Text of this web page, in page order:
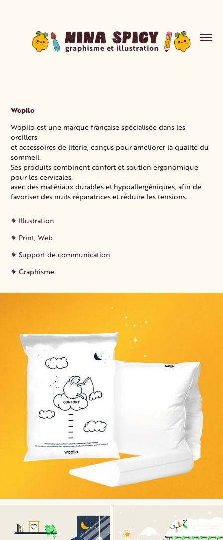
Wopilo
Wopilo est une marque française spécialisée dans les
oreillers
et accessoires de literie, conçus pour améliorer la qualité du
sommeil.
Ses produits combinent confort et soutien ergonomique
pour les cervicales,
avec des matériaux durables et hypoallergéniques, afin de
favoriser des nuits réparatrices et réduire les tensions.
✷ Illustration
✷ Print, Web
✷ Support de communication
✷ Graphisme